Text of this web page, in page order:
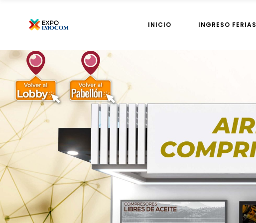
INICIO INGRESO FERIAS